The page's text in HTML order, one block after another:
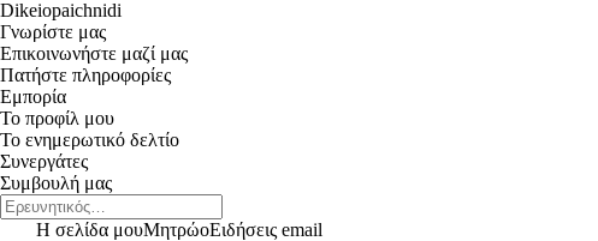
Dikeiopaichnidi
Γνωρίστε μας
Επικοινωνήστε μαζί μας
Πατήστε πληροφορίες
Εμπορία
Το προφίλ μου
Το ενημερωτικό δελτίο
Συνεργάτες
Συμβουλή μας
Η σελίδα μουΜητρώοΕιδήσεις email